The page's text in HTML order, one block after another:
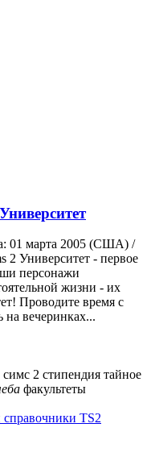
01 марта 2005 (США) /
2 Университет - первое
персонажи
жизни - их
Проводите время с
на вечеринках...
симс 2 стипендия тайное
факультеты
TS2